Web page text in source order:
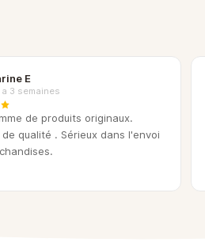
E
a 3 semaines
de produits originaux.
de qualité . Sérieux dans l'envoi